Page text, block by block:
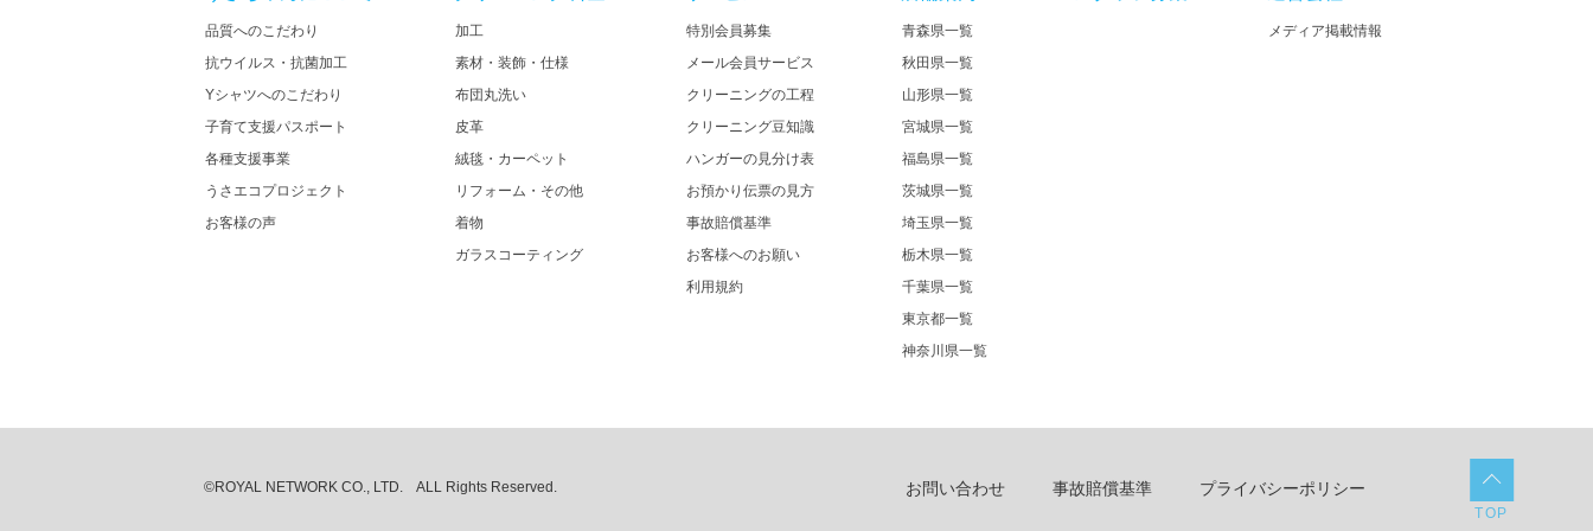
品質へのこだわり
抗ウイルス・抗菌加工
Yシャツへのこだわり
子育て支援パスポート
各種支援事業
うさエコプロジェクト
お客様の声
加工
素材・装飾・仕様
布団丸洗い
皮革
絨毯・カーペット
リフォーム・その他
着物
ガラスコーティング
特別会員募集
メール会員サービス
クリーニングの工程
クリーニング豆知識
ハンガーの見分け表
お預かり伝票の見方
事故賠償基準
お客様へのお願い
利用規約
青森県一覧
秋田県一覧
山形県一覧
宮城県一覧
福島県一覧
茨城県一覧
埼玉県一覧
栃木県一覧
千葉県一覧
東京都一覧
神奈川県一覧
メディア掲載情報
©ROYAL NETWORK CO., LTD. ALL Rights Reserved.​ お問い合わせ 事故賠償基準 プライバシーポリシー